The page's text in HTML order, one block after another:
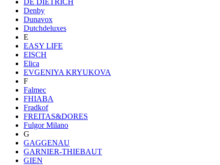
Denby
Dunavox
Dutchdeluxes
E
EASY LIFE
EISCH
Elica
EVGENIYA KRYUKOVA
F
Falmec
FHIABA
Fradkof
FREITAS&DORES
Fulgor Milano
G
GAGGENAU
GARNIER-THIEBAUT
GIEN